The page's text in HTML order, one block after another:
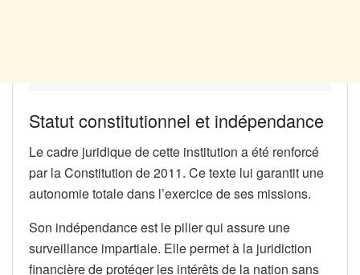
Statut constitutionnel et indépendance
Le cadre juridique de cette institution a été renforcé
par la Constitution de 2011. Ce texte lui garantit une
autonomie totale dans l’exercice de ses missions.
Son indépendance est le pilier qui assure une
surveillance impartiale. Elle permet à la juridiction
financière de protéger les intérêts de la nation sans